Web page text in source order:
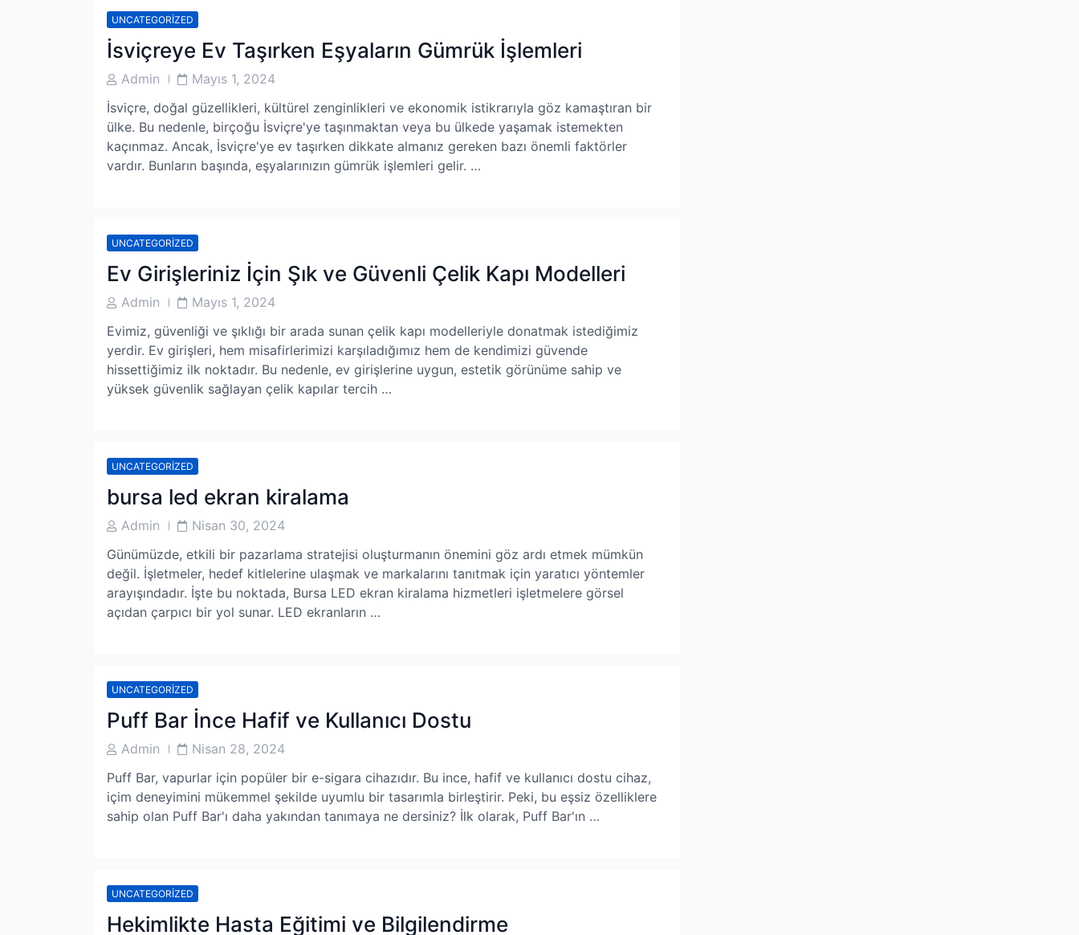
UNCATEGORIZED
İsviçreye Ev Taşırken Eşyaların Gümrük İşlemleri
PostAdmin
PostMayıs 1, 2024
İsviçre, doğal güzellikleri, kültürel zenginlikleri ve ekonomik istikrarıyla göz kamaştıran bir
ülke. Bu nedenle, birçoğu İsviçre'ye taşınmaktan veya bu ülkede yaşamak istemekten
kaçınmaz. Ancak, İsviçre'ye ev taşırken dikkate almanız gereken bazı önemli faktörler
vardır. Bunların başında, eşyalarınızın gümrük işlemleri gelir. …
UNCATEGORIZED
Ev Girişleriniz İçin Şık ve Güvenli Çelik Kapı Modelleri
PostAdmin
PostMayıs 1, 2024
Evimiz, güvenliği ve şıklığı bir arada sunan çelik kapı modelleriyle donatmak istediğimiz
yerdir. Ev girişleri, hem misafirlerimizi karşıladığımız hem de kendimizi güvende
hissettiğimiz ilk noktadır. Bu nedenle, ev girişlerine uygun, estetik görünüme sahip ve
yüksek güvenlik sağlayan çelik kapılar tercih …
UNCATEGORIZED
bursa led ekran kiralama
PostAdmin
PostNisan 30, 2024
Günümüzde, etkili bir pazarlama stratejisi oluşturmanın önemini göz ardı etmek mümkün
değil. İşletmeler, hedef kitlelerine ulaşmak ve markalarını tanıtmak için yaratıcı yöntemler
arayışındadır. İşte bu noktada, Bursa LED ekran kiralama hizmetleri işletmelere görsel
açıdan çarpıcı bir yol sunar. LED ekranların …
UNCATEGORIZED
Puff Bar İnce Hafif ve Kullanıcı Dostu
PostAdmin
PostNisan 28, 2024
Puff Bar, vapurlar için popüler bir e-sigara cihazıdır. Bu ince, hafif ve kullanıcı dostu cihaz,
içim deneyimini mükemmel şekilde uyumlu bir tasarımla birleştirir. Peki, bu eşsiz özelliklere
sahip olan Puff Bar'ı daha yakından tanımaya ne dersiniz? İlk olarak, Puff Bar'ın …
UNCATEGORIZED
Hekimlikte Hasta Eğitimi ve Bilgilendirme